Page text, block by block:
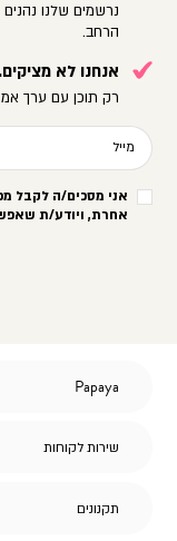
נרשמים שלנו
הרחב.
אנחנו לא
רק תוכן עם ערך
מייל
אני מסכים/ה לקבל
אחרת, ויודע/ת
Papaya
Papaya
הצהרת נגישות
שירות
שירות לקוחות
משלוחים
תקנונים
תקנונים